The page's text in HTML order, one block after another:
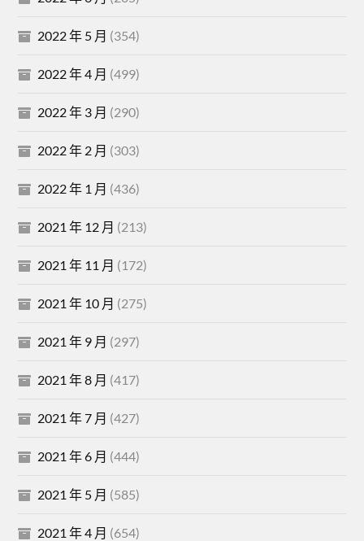
2022 年 5 月 (354)
2022 年 4 月 (499)
2022 年 3 月 (290)
2022 年 2 月 (303)
2022 年 1 月 (436)
2021 年 12 月 (213)
2021 年 11 月 (172)
2021 年 10 月 (275)
2021 年 9 月 (297)
2021 年 8 月 (417)
2021 年 7 月 (427)
2021 年 6 月 (444)
2021 年 5 月 (585)
2021 年 4 月 (654)